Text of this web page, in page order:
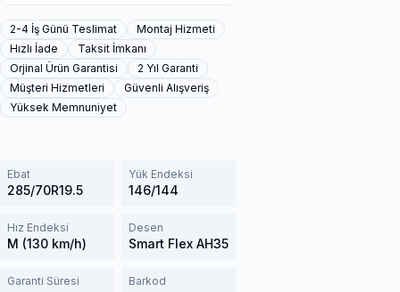
2-4 İş Günü Teslimat
Montaj Hizmeti
Hızlı İade
Taksit İmkanı
Orjinal Ürün Garantisi
2 Yıl Garanti
Müşteri Hizmetleri
Güvenli Alışveriş
Yüksek Memnuniyet
Ebat
285/70R19.5
Yük Endeksi
146/144
Hız Endeksi
M (130 km/h)
Desen
Smart Flex AH35
Garanti Süresi Barkod